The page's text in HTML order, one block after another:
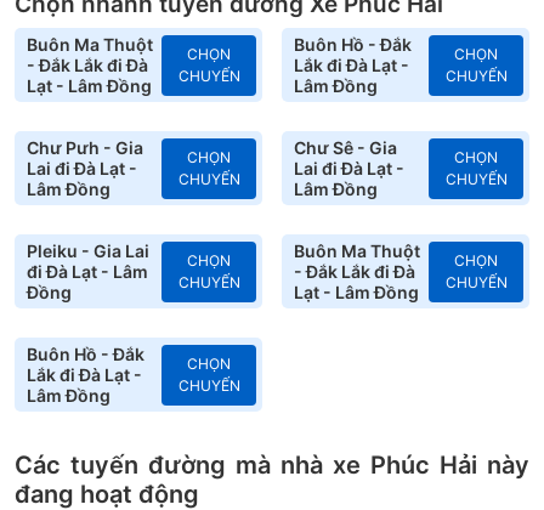
Buôn Ma Thuột
- Đắk Lắk đi Đà
Lạt - Lâm Đồng
CHỌN
CHUYẾN
Buôn Hồ - Đắk
Lắk đi Đà Lạt -
Lâm Đồng
CHỌN
CHUYẾN
Chư Pưh - Gia
Lai đi Đà Lạt -
Lâm Đồng
CHỌN
CHUYẾN
Chư Sê - Gia
Lai đi Đà Lạt -
Lâm Đồng
CHỌN
CHUYẾN
Pleiku - Gia Lai
đi Đà Lạt - Lâm
Đồng
CHỌN
CHUYẾN
Buôn Ma Thuột
- Đắk Lắk đi Đà
Lạt - Lâm Đồng
CHỌN
CHUYẾN
Buôn Hồ - Đắk
Lắk đi Đà Lạt -
Lâm Đồng
CHỌN
CHUYẾN
Các tuyến đường mà nhà xe Phúc Hải này
đang hoạt động